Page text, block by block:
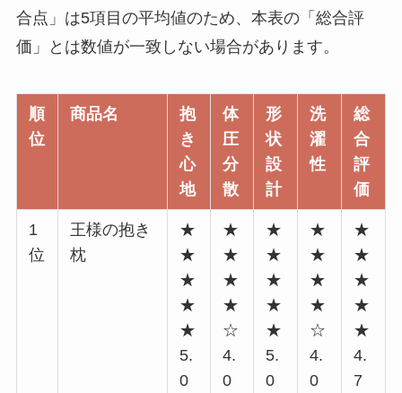
合点」は5項目の平均値のため、本表の「総合評
価」とは数値が一致しない場合があります。
順
位
商品名
抱
き
心
地
体
圧
分
散
形
状
設
計
洗
濯
性
総
合
評
価
1
位
王様の抱き
枕
★
★
★
★
★
5.
0
★
★
★
★
☆
4.
0
★
★
★
★
★
5.
0
★
★
★
★
☆
4.
0
★
★
★
★
★
4.
7